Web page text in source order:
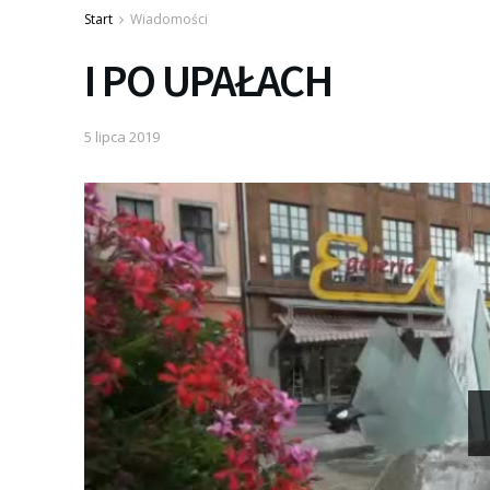
Start Wiadomości
I PO UPAŁACH
5 lipca 2019